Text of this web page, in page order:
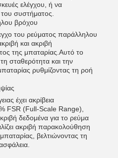
ελέγχου, ή να
συστήματος.
βρόχου
του ρεύματος παράλληλου
και ακριβή
της μπαταρίας.Αυτό το
σταθερότητα και την
ρυθμίζοντας τη ροή
έχει ακρίβεια
FSR (Full-Scale Range),
δεδομένα για το ρεύμα
ακριβή παρακολούθηση
βελτιώνοντας τη